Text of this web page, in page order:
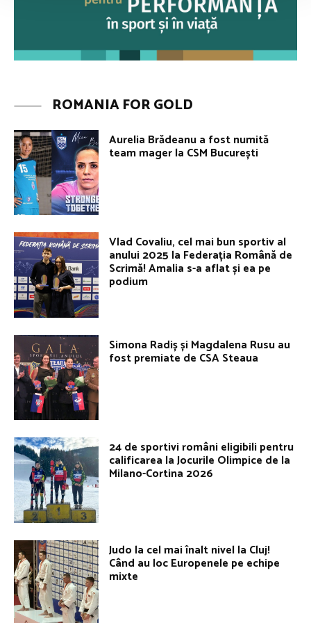
ROMANIA FOR GOLD
Aurelia Brădeanu a fost numită
team mager la CSM București
Vlad Covaliu, cel mai bun sportiv al
anului 2025 la Federația Română de
Scrimă! Amalia s-a aflat și ea pe
podium
Simona Radiș și Magdalena Rusu au
fost premiate de CSA Steaua
24 de sportivi români eligibili pentru
calificarea la Jocurile Olimpice de la
Milano-Cortina 2026
Judo la cel mai înalt nivel la Cluj!
Când au loc Europenele pe echipe
mixte